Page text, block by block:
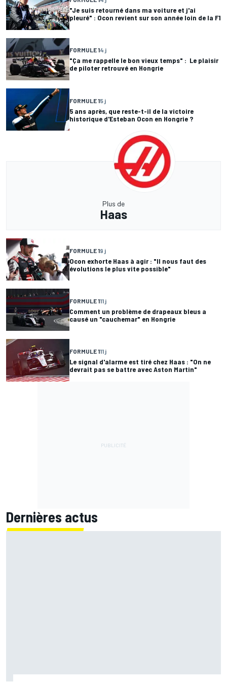
"Je suis retourné dans ma voiture et j'ai
pleuré" : Ocon revient sur son année loin de la F1
FORMULE 14 j
"Ça me rappelle le bon vieux temps" : Le plaisir
de piloter retrouvé en Hongrie
FORMULE 15 j
5 ans après, que reste-t-il de la victoire
historique d'Esteban Ocon en Hongrie ?
Plus de
Haas
FORMULE 19 j
Ocon exhorte Haas à agir : "Il nous faut des
évolutions le plus vite possible"
FORMULE 111 j
Comment un problème de drapeaux bleus a
causé un "cauchemar" en Hongrie
FORMULE 111 j
Le signal d'alarme est tiré chez Haas : "On ne
devrait pas se battre avec Aston Martin"
Dernières actus